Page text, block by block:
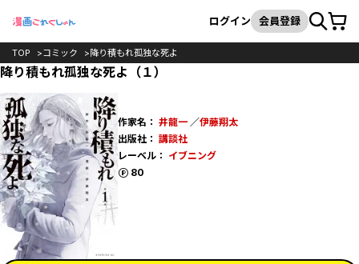
検索
ログイン 会員登録カート
TOP コミック 降り積もれ孤独な死よ
降り積もれ孤独な死よ（１）
作家名： 井龍一／伊藤翔太
出版社： 講談社
レーベル： イブニング
80
ポイント